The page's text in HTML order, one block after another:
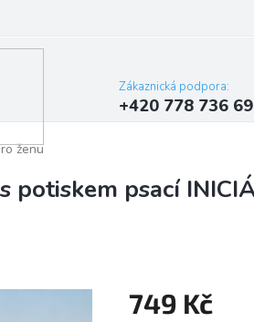
Zákaznická podpora:
+420 778 736
ženu
psací
749 Kč